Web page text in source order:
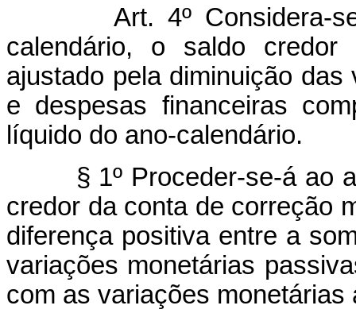
Art. 4º Considera-
calendário, o saldo
ajustado pela diminuição
e despesas financeiras
líquido do ano-calendário.
§ 1º Proceder-se-á ao
credor da conta de correção
diferença positiva entre a
variações monetárias
com as variações monetárias